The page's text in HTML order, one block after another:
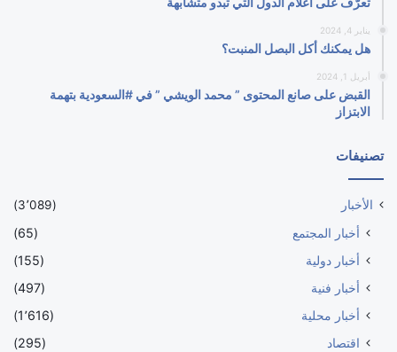
يناير 4, 2024
هل يمكنك أكل البصل المنبت؟
أبريل 1, 2024
القبض على صانع المحتوى ” محمد الويشي ” في #السعودية بتهمة
الابتزاز
تصنيفات
الأخبار (3٬089)
أخبار المجتمع
(65)
أخبار دولية
(155)
أخبار فنية
(497)
أخبار محلية
(1٬616)
اقتصاد
(295)